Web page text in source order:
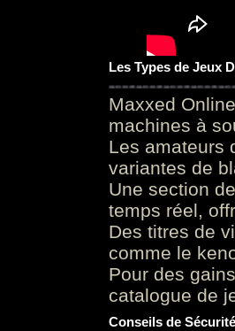
Les Types de Jeux
Maxxed
machines à
Les amateurs
variantes de
Une section
temps réel,
Des titres de
comme le
Pour des
catalogue de
Conseils de